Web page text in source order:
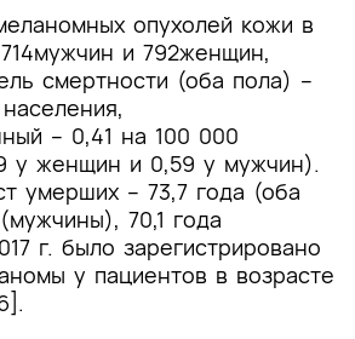
опухолей кожи в
и 792женщин,
смертности (оба пола) –
– 0,41 на 100 000
у женщин и 0,59 у мужчин).
умерших – 73,7 года (оба
70,1 года
г. было зарегистрировано
у пациентов в возрасте